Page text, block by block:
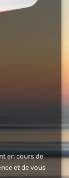
en cours de
et de vous